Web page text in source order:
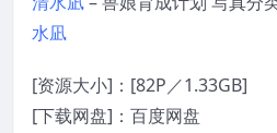
水凪
[资源大小]：[82P／1.33GB]
[下载网盘]：百度网盘